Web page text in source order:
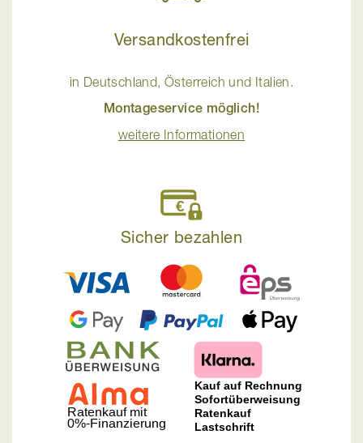
Versandkostenfrei
in Deutschland, Österreich und Italien.
Montageservice möglich!
weitere Informationen
Sicher bezahlen